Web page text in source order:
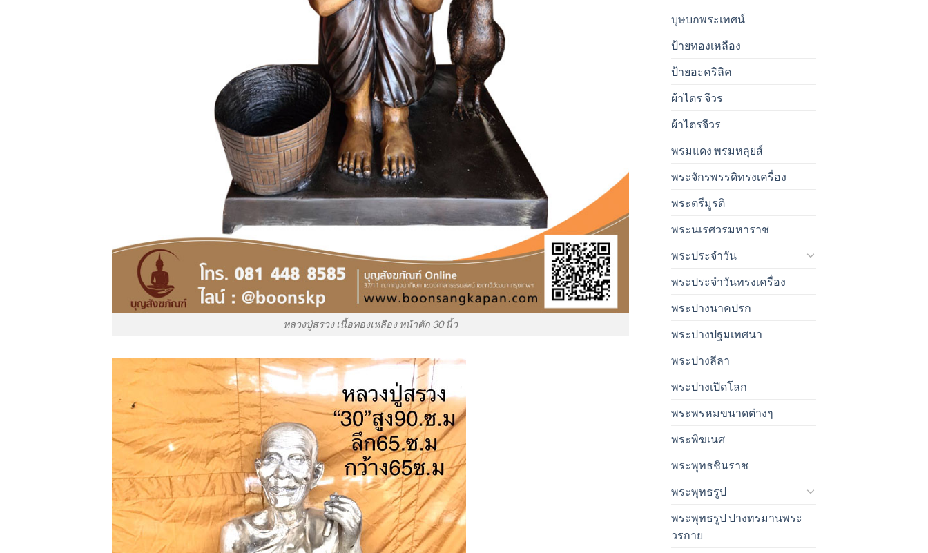
บุษบกพระเทศน์
ป้ายทองเหลือง
ป้ายอะคริลิค
ผ้าไตร จีวร
ผ้าไตรจีวร
พรมแดง พรมหลุยส์
พระจักรพรรดิทรงเครื่อง
พระตรีมูรติ
พระนเรศวรมหาราช
พระประจำวัน
พระประจำวันทรงเครื่อง
พระปางนาคปรก
พระปางปฐมเทศนา
พระปางลีลา
พระปางเปิดโลก
พระพรหมขนาดต่างๆ
พระพิฆเนศ
พระพุทธชินราช
พระพุทธรูป
พระพุทธรูป ปางทรมานพระ
วรกาย
หลวงปู่สรวง เนื้อทองเหลือง หน้าตัก 30 นิ้ว